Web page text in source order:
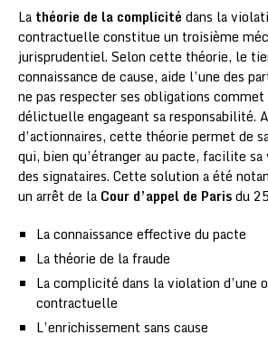
La théorie de la complicité dans la
contractuelle constitue un troisième
jurisprudentiel. Selon cette théorie, le
connaissance de cause, aide l’une des
ne pas respecter ses obligations
délictuelle engageant sa responsabilité.
d’actionnaires, cette théorie permet de
qui, bien qu’étranger au pacte, facilite sa
des signataires. Cette solution a été
un arrêt de la Cour d’appel de Parisdu
La connaissance effective du pacte
La théorie de la fraude
La complicité dans la violation d’une
contractuelle
L’enrichissement sans cause